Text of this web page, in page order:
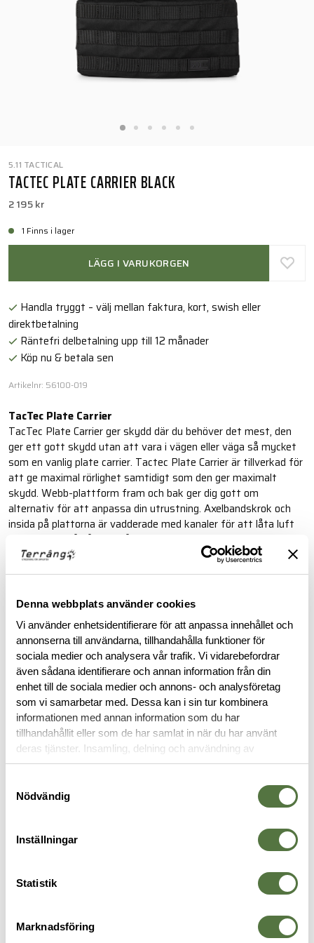
Denna webbplats använder cookies
Vi använder enhetsidentifierare för att anpassa innehållet och
annonserna till användarna, tillhandahålla funktioner för
sociala medier och analysera vår trafik. Vi vidarebefordrar
även sådana identifierare och annan information från din
enhet till de sociala medier och annons- och analysföretag
som vi samarbetar med. Dessa kan i sin tur kombinera
informationen med annan information som du har
tillhandahållit eller som de har samlat in när du har använt
deras tjänster. Insamling, delning och användning av
personuppgifter kan användas för personalisering av
Nödvändig
Inställningar
Statistik
Marknadsföring
5.11 TACTICAL
TACTEC PLATE CARRIER BLACK
2 195 kr
1 Finns i lager
LÄGG I VARUKORGEN
Handla tryggt – välj mellan faktura, kort, swish eller
direktbetalning
Räntefri delbetalning upp till 12 månader
Köp nu & betala sen
Artikelnr: 56100-019
TacTec Plate Carrier
TacTec Plate Carrier ger skydd där du behöver det mest, den
ger ett gott skydd utan att vara i vägen eller väga så mycket
som en vanlig plate carrier. Tactec Plate Carrier är tillverkad för
att ge maximal rörlighet samtidigt som den ger maximalt
skydd. Webb-plattform fram och bak ger dig gott om
alternativ för att anpassa din utrustning. Axelbandskrok och
insida på plattorna är vadderade med kanaler för att låta luft
passera och på så sätt hålla dig sval.
BESKRIVNING
RECENSIONER
OM VARUMÄRKET